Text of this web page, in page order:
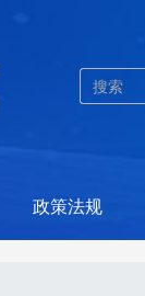
政策法规